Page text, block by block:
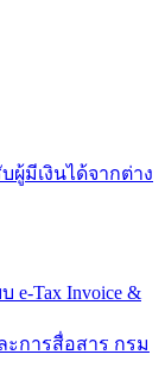
มีเงินได้จากต่าง
e-Tax Invoice &
ะการสื่อสาร กรม